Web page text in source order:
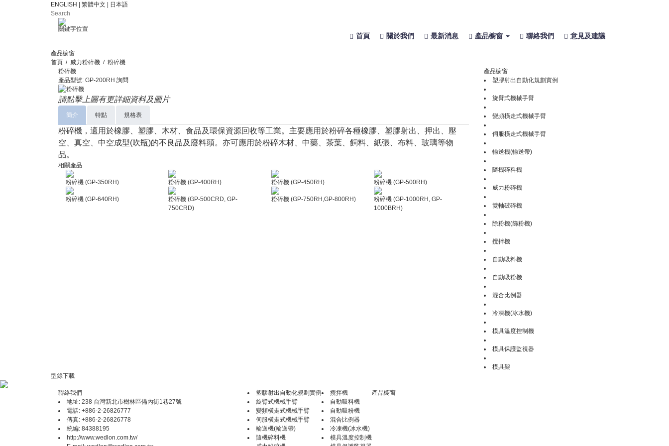
ENGLISH 繁體中文 日本語
關鍵字位置
首頁 關於我們 最新消息 產品櫥窗 聯絡我們 意見及建議
產品櫥窗
首頁 / 威力粉碎機 / 粉碎機
粉碎機
產品型號: GP-200RH 詢問
請點擊上圖有更詳細資料及圖片
簡介 特點 規格表
粉碎機，適用於橡膠、塑膠、木材、食品及環保資源回收等工業。主要應用於粉碎各種橡膠、塑膠射出、押出、壓
空、真空、中空成型(吹瓶)的不良品及廢料頭。亦可應用於粉碎木材、中藥、茶葉、飼料、紙張、布料、玻璃等物
品。
相關產品
粉碎機 (GP-350RH) 粉碎機 (GP-400RH) 粉碎機 (GP-450RH) 粉碎機 (GP-500RH)
粉碎機 (GP-640RH)
粉碎機 (GP-500CRD, GP-
750CRD)
粉碎機 (GP-750RH,GP-800RH)
粉碎機 (GP-1000RH, GP-
1000BRH)
產品櫥窗
塑膠射出自動化規劃實例
旋臂式機械手臂
變頻橫走式機械手臂
伺服橫走式機械手臂
輸送機(輸送帶)
隨機碎料機
威力粉碎機
雙軸破碎機
除粉機(篩粉機)
攪拌機
自動吸料機
自動吸粉機
混合比例器
冷凍機(冰水機)
模具溫度控制機
模具保護監視器
模具架
型錄下載
聯絡我們
地址: 238 台灣新北市樹林區備內街1巷27號
電話: +886-2-26826777
傳真: +886-2-26826778
統編: 84388195
http://www.wedlon.com.tw/
產品櫥窗
塑膠射出自動化規劃實例
旋臂式機械手臂
變頻橫走式機械手臂
伺服橫走式機械手臂
輸送機(輸送帶)
隨機碎料機
攪拌機
自動吸料機
自動吸粉機
混合比例器
冷凍機(冰水機)
模具溫度控制機